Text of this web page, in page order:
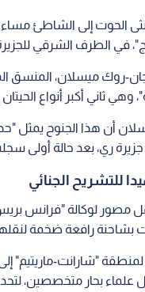
الحوت إلى الشاطئ
في الطرف الشرقي
روك ميسلان، المنسق
وهي ثاني أكبر أنواع
أن هذا الجنوح يمثل
أولى سجلت عام 1920 وأخرى شهدتها
بشاحنة رافعة ضخمة
لمنطقة "شارانت-
بحار متخصصين،